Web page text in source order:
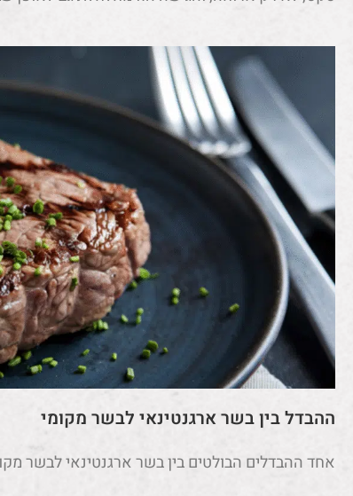
ההבדל בין בשר ארגנטינאי לבשר מקומי
אחד ההבדלים הבולטים בין בשר ארגנטינאי לבשר